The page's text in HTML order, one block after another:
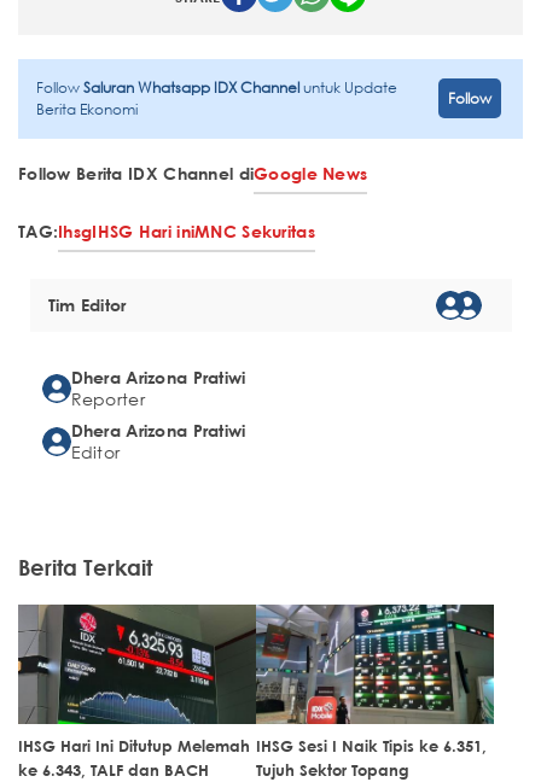
FollowSaluran Whatsapp IDX Channeluntuk Update
Berita Ekonomi
Follow
Follow Berita IDX Channel diGoogle News
TAG:IhsgIHSG Hari iniMNC Sekuritas
Tim Editor
Dhera Arizona Pratiwi
Reporter
Dhera Arizona Pratiwi
Editor
Berita Terkait
IHSG Hari Ini Ditutup Melemah
ke 6.343, TALF dan BACH
IHSG Sesi I Naik Tipis ke 6.351,
Tujuh Sektor Topang